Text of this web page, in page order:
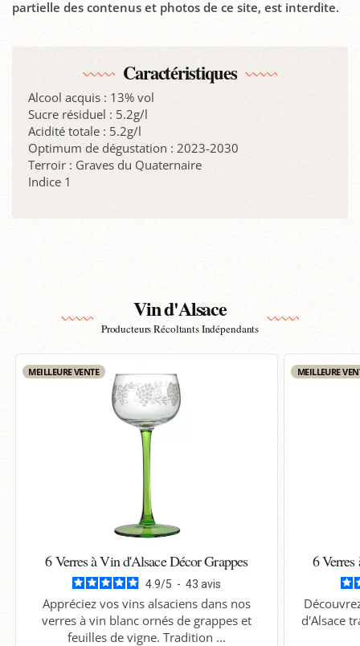
partielle des contenus et photos de ce site, est interdite.
Caractéristiques
Alcool acquis : 13% vol
Sucre résiduel : 5.2g/l
Acidité totale : 5.2g/l
Optimum de dégustation : 2023-2030
Terroir : Graves du Quaternaire
Indice 1
Vin d'Alsace
Producteurs Récoltants Indépendants
MEILLEURE VENTE
6 Verres à Vin d'Alsace Décor Grappes
4.9/5 - 43 avis
Appréciez vos vins alsaciens dans nos
verres à vin blanc ornés de grappes et
feuilles de vigne. Tradition ...
MEILLEURE
6
d'Alsace